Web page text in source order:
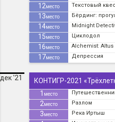
дек '21
12место Текстовый
13место Бёрдинг:
14место Midnight
15место Циклодол
16место Alchemist: Altus
17место Депрессия
КОНТИГР-2021
1 место
2место Разлом
3место Река Иртыш